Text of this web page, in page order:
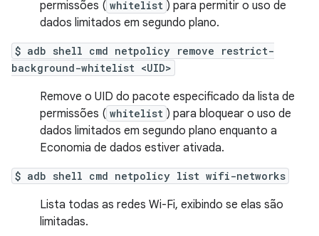
permissões ( whitelist ) para permitir o uso de
dados limitados em segundo plano.
$ adb shell cmd netpolicy remove restrict-
background-whitelist <UID>
Remove o UID do pacote especificado da lista de
permissões ( whitelist ) para bloquear o uso de
dados limitados em segundo plano enquanto a
Economia de dados estiver ativada.
$ adb shell cmd netpolicy list wifi-networks
Lista todas as redes Wi-Fi, exibindo se elas são
limitadas.